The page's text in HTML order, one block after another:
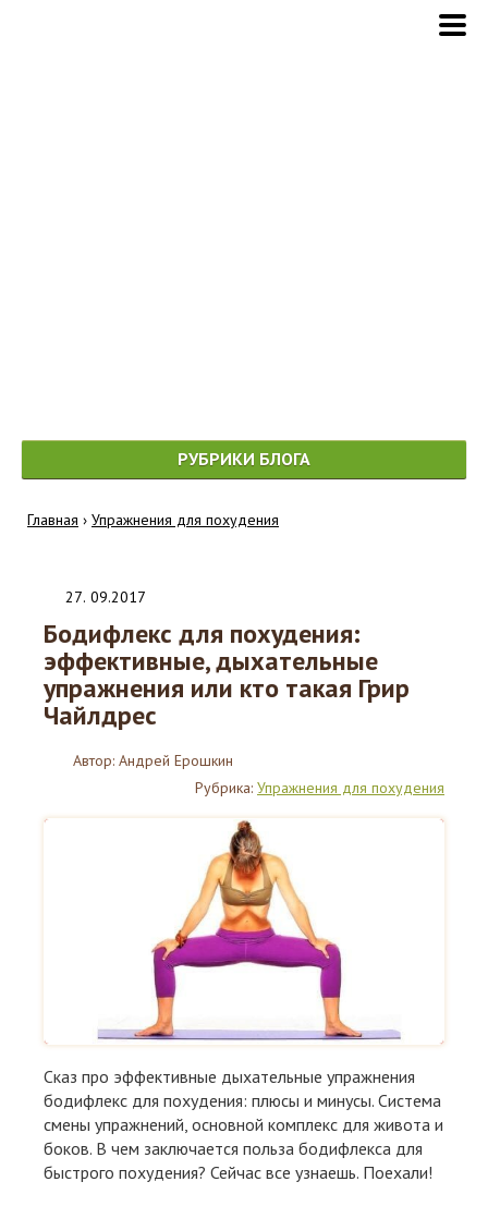
РУБРИКИ БЛОГА
Главная › Упражнения для похудения
27. 09.2017
Бодифлекс для похудения:
эффективные, дыхательные
упражнения или кто такая Грир
Чайлдрес
Автор: Андрей Ерошкин
Рубрика: Упражнения для похудения
Сказ про эффективные дыхательные упражнения
бодифлекс для похудения: плюсы и минусы. Система
смены упражнений, основной комплекс для живота и
боков. В чем заключается польза бодифлекса для
быстрого похудения? Сейчас все узнаешь. Поехали!